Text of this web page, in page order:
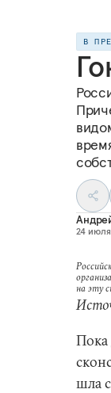
В
24 июля
на эту
Пока
шла